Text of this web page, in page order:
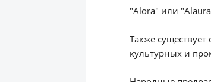
"Alora" или
Также
культурных и